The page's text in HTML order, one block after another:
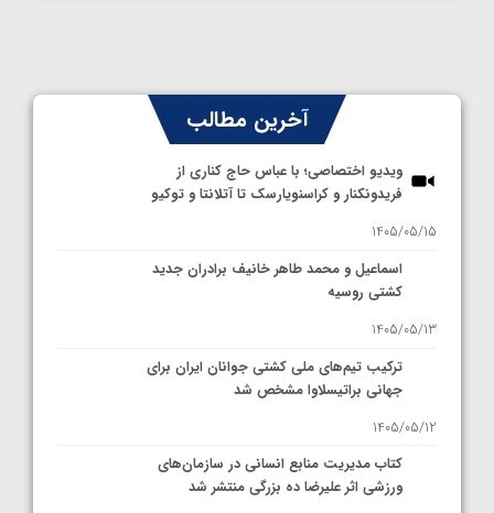
آخرین مطالب
ویدیو اختصاصی؛ با عباس حاج کناری از
فریدونکنار و کراسنویارسک تا آتلانتا و توکیو
1405/05/15
اسماعیل و محمد طاهر خانیف برادران جدید
کشتی روسیه
1405/05/13
ترکیب تیم‌های ملی کشتی جوانان ایران برای
جهانی براتیسلاوا مشخص شد
1405/05/12
کتاب مدیریت منابع انسانی در سازمان‌های
ورزشی اثر علیرضا ده بزرگی منتشر شد